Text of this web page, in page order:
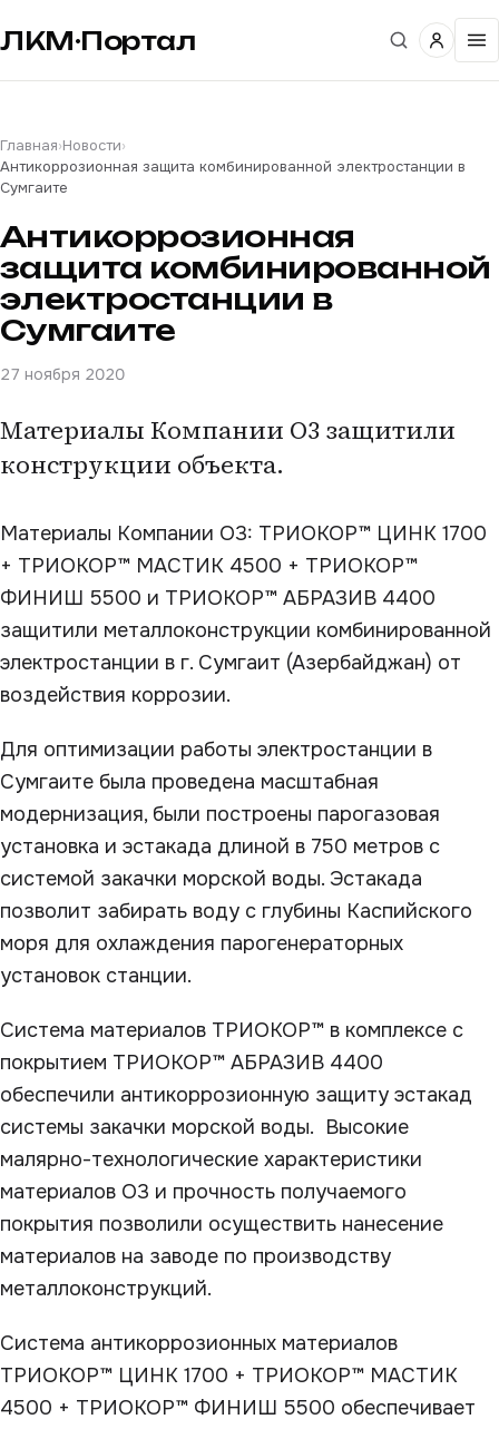
ЛКМ·Портал
Главная›Новости›
Антикоррозионная защита комбинированной электростанции в
Сумгаите
Антикоррозионная
защита комбинированной
электростанции в
Сумгаите
27 ноября 2020
Материалы Компании О3 защитили
конструкции объекта.
Материалы Компании О3: ТРИОКОР™ ЦИНК 1700
+ ТРИОКОР™ МАСТИК 4500 + ТРИОКОР™
ФИНИШ 5500 и ТРИОКОР™ АБРАЗИВ 4400
защитили металлоконструкции комбинированной
электростанции в г. Сумгаит (Азербайджан) от
воздействия коррозии.
Для оптимизации работы электростанции в
Сумгаите была проведена масштабная
модернизация, были построены парогазовая
установка и эстакада длиной в 750 метров с
системой закачки морской воды. Эстакада
позволит забирать воду с глубины Каспийского
моря для охлаждения парогенераторных
установок станции.
Система материалов ТРИОКОР™ в комплексе с
покрытием ТРИОКОР™ АБРАЗИВ 4400
обеспечили антикоррозионную защиту эстакад
системы закачки морской воды. Высокие
малярно-технологические характеристики
материалов О3 и прочность получаемого
покрытия позволили осуществить нанесение
материалов на заводе по производству
металлоконструкций.
Система антикоррозионных материалов
ТРИОКОР™ ЦИНК 1700 + ТРИОКОР™ МАСТИК
4500 + ТРИОКОР™ ФИНИШ 5500 обеспечивает